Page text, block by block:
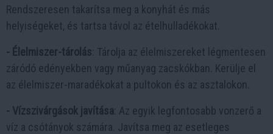
Rendszeresen takarítsa meg a konyhát és más
helyiségeket, és tartsa távol az ételhulladékokat.
- Élelmiszer-tárolás : Tárolja az élelmiszereket légmentesen
záródó edényekben vagy műanyag zacskókban. Kerülje el
az élelmiszer-maradékokat a pultokon és az asztalokon.
- Vízszivárgások javítása : Az egyik legfontosabb vonzerő a
víz a csótányok számára. Javítsa meg az esetleges